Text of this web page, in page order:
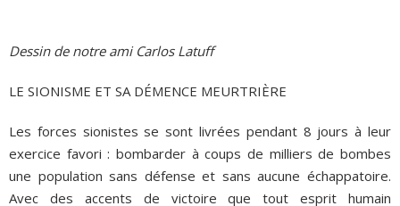
Dessin de notre ami Carlos Latuff
LE SIONISME ET SA DÉMENCE MEURTRIÈRE
Les forces sionistes se sont livrées pendant 8 jours à leur
exercice favori : bombarder à coups de milliers de bombes
une population sans défense et sans aucune échappatoire.
Avec des accents de victoire que tout esprit humain